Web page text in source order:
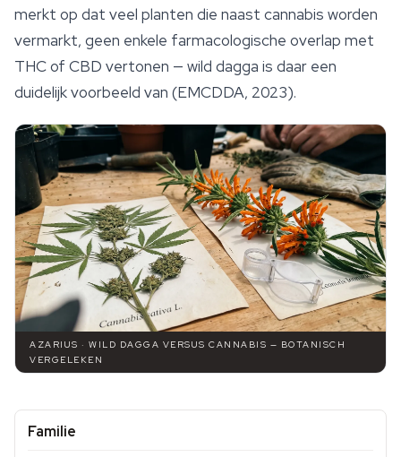
merkt op dat veel planten die naast cannabis worden
vermarkt, geen enkele farmacologische overlap met
THC of CBD vertonen — wild dagga is daar een
duidelijk voorbeeld van (EMCDDA, 2023).
AZARIUS · WILD DAGGA VERSUS CANNABIS — BOTANISCH
VERGELEKEN
Familie